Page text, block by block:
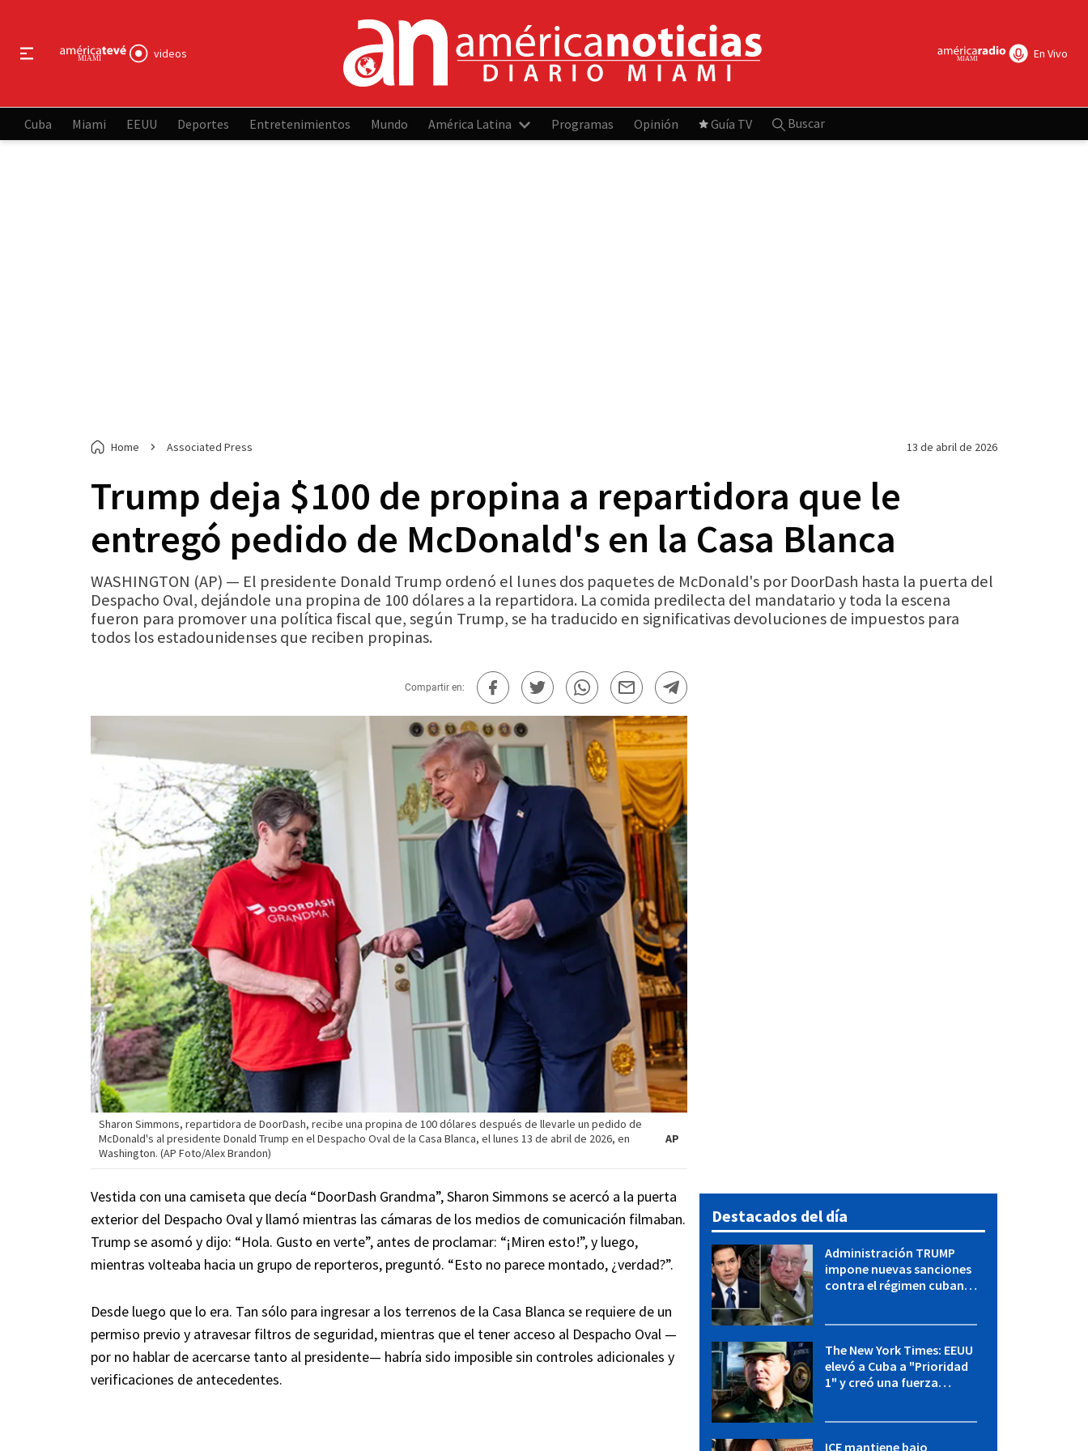
videos En Vivo
Cuba Miami EEUU Deportes Entretenimientos Mundo América Latina Programas Opinión Guía TV Buscar
Home Associated Press 13 de abril de 2026
Trump deja $100 de propina a repartidora que le
entregó pedido de McDonald's en la Casa Blanca
WASHINGTON (AP) — El presidente Donald Trump ordenó el lunes dos paquetes de McDonald's por DoorDash hasta la puerta del
Despacho Oval, dejándole una propina de 100 dólares a la repartidora. La comida predilecta del mandatario y toda la escena
fueron para promover una política fiscal que, según Trump, se ha traducido en significativas devoluciones de impuestos para
todos los estadounidenses que reciben propinas.
Compartir en:
Sharon Simmons, repartidora de DoorDash, recibe una propina de 100 dólares después de llevarle un pedido de
McDonald's al presidente Donald Trump en el Despacho Oval de la Casa Blanca, el lunes 13 de abril de 2026, en
Washington. (AP Foto/Alex Brandon)
AP
Vestida con una camiseta que decía “DoorDash Grandma”, Sharon Simmons se acercó a la puerta
exterior del Despacho Oval y llamó mientras las cámaras de los medios de comunicación filmaban.
Trump se asomó y dijo: “Hola. Gusto en verte”, antes de proclamar: “¡Miren esto!”, y luego,
mientras volteaba hacia un grupo de reporteros, preguntó. “Esto no parece montado, ¿verdad?”.
Desde luego que lo era. Tan sólo para ingresar a los terrenos de la Casa Blanca se requiere de un
permiso previo y atravesar filtros de seguridad, mientras que el tener acceso al Despacho Oval —
por no hablar de acercarse tanto al presidente— habría sido imposible sin controles adicionales y
verificaciones de antecedentes.
Destacados del día
Administración TRUMP
impone nuevas sanciones
contra el régimen cubano:
The New York Times: EEUU
elevó a Cuba a "Prioridad
1" y creó una fuerza
ICE mantiene bajo